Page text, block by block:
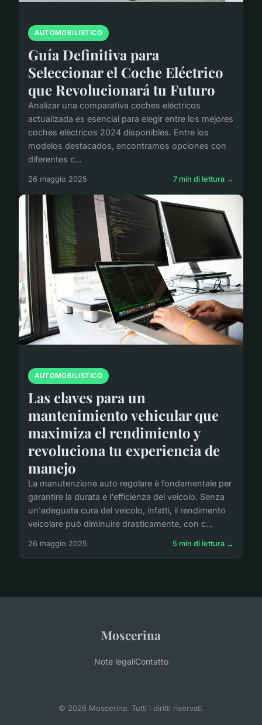
AUTOMOBILISTICO
Guía Definitiva para
Seleccionar el Coche Eléctrico
que Revolucionará tu Futuro
Analizar una comparativa coches eléctricos
actualizada es esencial para elegir entre los mejores
coches eléctricos 2024 disponibles. Entre los
modelos destacados, encontramos opciones con
diferentes c...
26 maggio 2025 7 min di lettura →
AUTOMOBILISTICO
Las claves para un
mantenimiento vehicular que
maximiza el rendimiento y
revoluciona tu experiencia de
manejo
La manutenzione auto regolare è fondamentale per
garantire la durata e l'efficienza del veicolo. Senza
un'adeguata cura del veicolo, infatti, il rendimento
veicolare può diminuire drasticamente, con c...
26 maggio 2025 5 min di lettura →
Moscerina
Note legaliContatto
© 2026 Moscerina. Tutti i diritti riservati.